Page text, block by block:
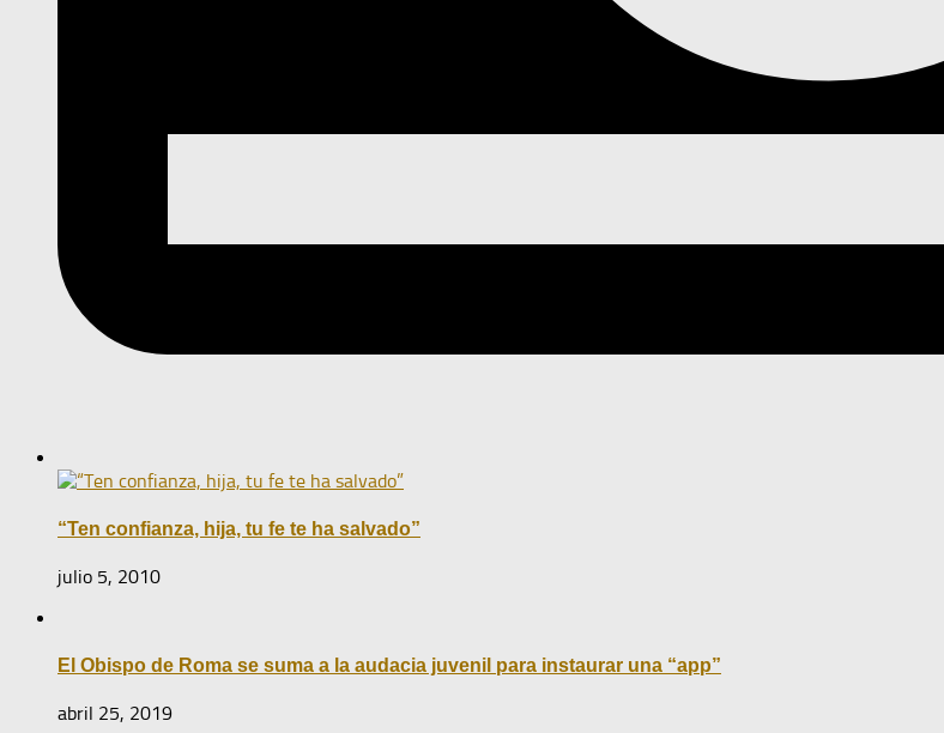
“Ten confianza, hija, tu fe te ha salvado”
julio 5, 2010
El Obispo de Roma se suma a la audacia juvenil para instaurar una “app”
abril 25, 2019